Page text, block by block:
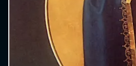
Les premiers samedis
Marie qui défait les
Contact
Faire
Marie